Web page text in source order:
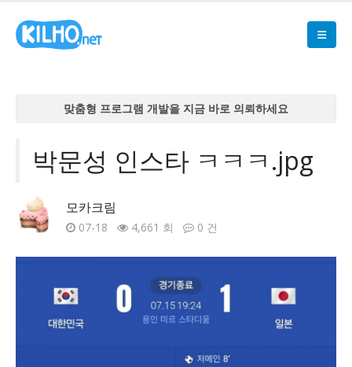
맞춤형 프로그램 개발을 지금 바로 의뢰하세요
맞춤형 프로그램 개발을 지금 바로 의뢰하세요
맞춤형 프로그램 개발을 지금 바로 의뢰하세요
박문성 인스타 ㅋㅋㅋ.jpg
모카크림
07-18 4,661 회 0 건